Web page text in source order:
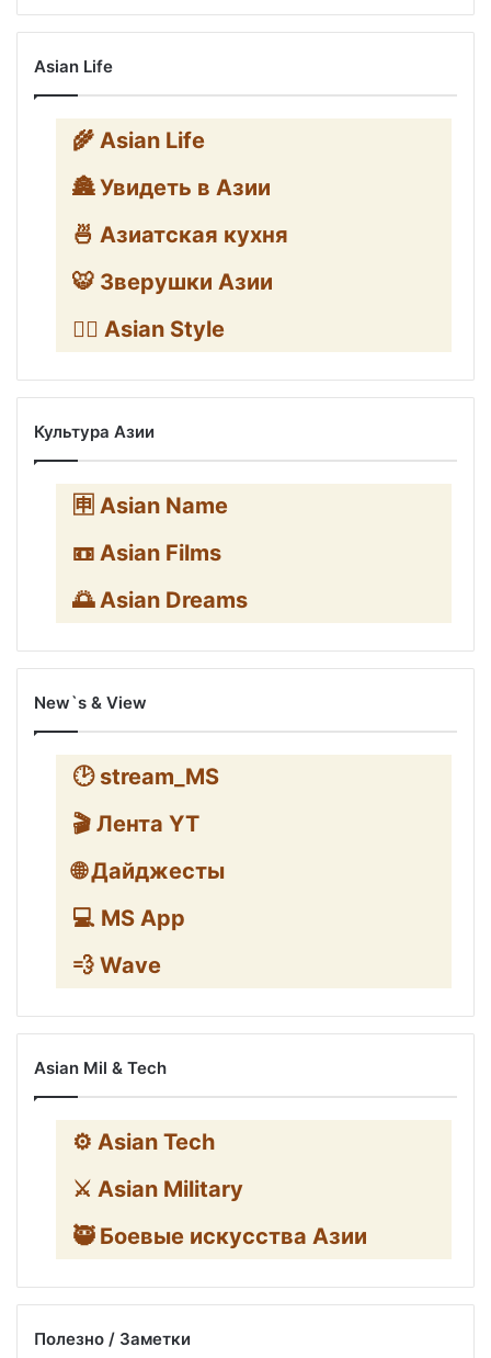
Asian Life
🌾 Asian Life
🏯 Увидеть в Азии
🍜 Азиатская кухня
🐯 Зверушки Азии
🧛‍♂️ Asian Style
Культура Азии
🈸 Asian Name
📼 Asian Films
🌅 Asian Dreams
New`s & View
🕑 stream_MS
🎬 Лента YT
🌐 Дайджесты
💻 MS App
💨 Wave
Asian Mil & Tech
⚙️ Asian Tech
⚔️ Asian Military
🥷 Боевые искусства Азии
Полезно / Заметки